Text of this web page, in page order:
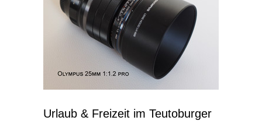
Urlaub & Freizeit im Teutoburger